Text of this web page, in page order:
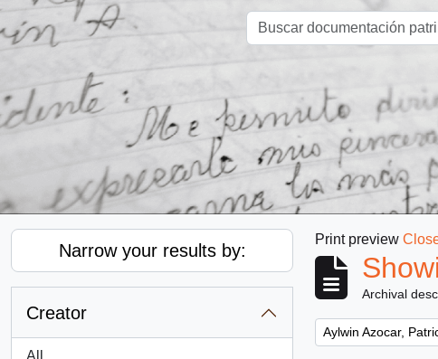
Narrow your results by:
Creator
All
Print preview
Archival
Remove filter:
Aylwin Azocar,